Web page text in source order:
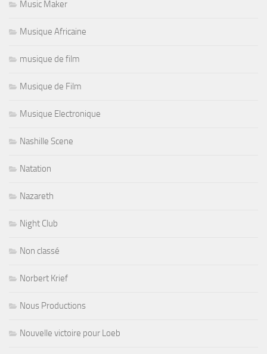
Music Maker
Musique Africaine
musique de film
Musique de Film
Musique Electronique
Nashille Scene
Natation
Nazareth
Night Club
Non classé
Norbert Krief
Nous Productions
Nouvelle victoire pour Loeb